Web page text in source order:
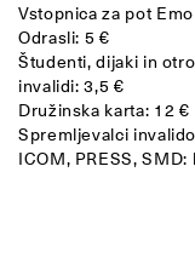
Vstopnica za pot
Odrasli: 5 €
Študenti, dijaki in
invalidi: 3,5 €
Družinska karta: 12 €
Spremljevalci
ICOM, PRESS,